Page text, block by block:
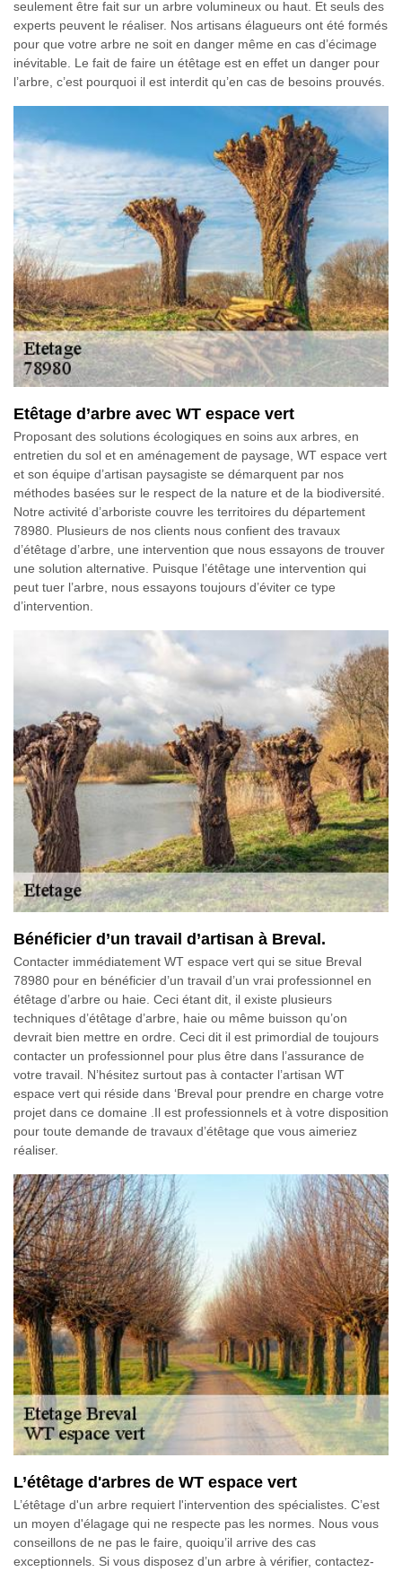
seulement être fait sur un arbre volumineux ou haut. Et seuls des
experts peuvent le réaliser. Nos artisans élagueurs ont été formés
pour que votre arbre ne soit en danger même en cas d’écimage
inévitable. Le fait de faire un étêtage est en effet un danger pour
l’arbre, c’est pourquoi il est interdit qu’en cas de besoins prouvés.
Etêtage d’arbre avec WT espace vert
Proposant des solutions écologiques en soins aux arbres, en
entretien du sol et en aménagement de paysage, WT espace vert
et son équipe d’artisan paysagiste se démarquent par nos
méthodes basées sur le respect de la nature et de la biodiversité.
Notre activité d’arboriste couvre les territoires du département
78980. Plusieurs de nos clients nous confient des travaux
d’étêtage d’arbre, une intervention que nous essayons de trouver
une solution alternative. Puisque l’étêtage une intervention qui
peut tuer l’arbre, nous essayons toujours d’éviter ce type
d’intervention.
Bénéficier d’un travail d’artisan à Breval.
Contacter immédiatement WT espace vert qui se situe Breval
78980 pour en bénéficier d’un travail d’un vrai professionnel en
étêtage d’arbre ou haie. Ceci étant dit, il existe plusieurs
techniques d’étêtage d’arbre, haie ou même buisson qu’on
devrait bien mettre en ordre. Ceci dit il est primordial de toujours
contacter un professionnel pour plus être dans l’assurance de
votre travail. N’hésitez surtout pas à contacter l’artisan WT
espace vert qui réside dans ‘Breval pour prendre en charge votre
projet dans ce domaine .Il est professionnels et à votre disposition
pour toute demande de travaux d’étêtage que vous aimeriez
réaliser.
L’étêtage d'arbres de WT espace vert
L’étêtage d'un arbre requiert l'intervention des spécialistes. C’est
un moyen d'élagage qui ne respecte pas les normes. Nous vous
conseillons de ne pas le faire, quoiqu’il arrive des cas
exceptionnels. Si vous disposez d’un arbre à vérifier, contactez-